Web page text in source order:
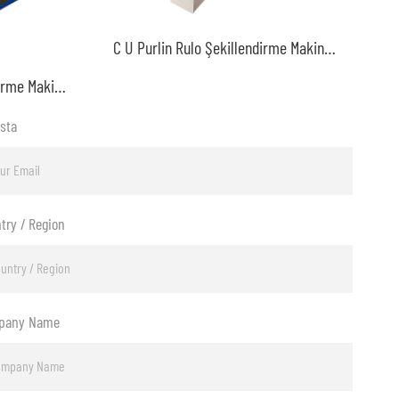
Camlı Karo Rulo Şekillendirme Makinesi
/ Region
Name